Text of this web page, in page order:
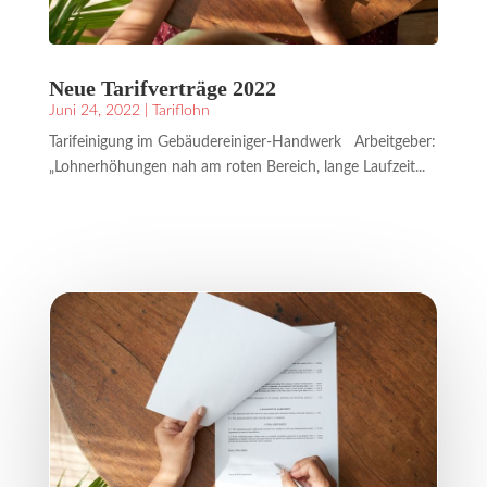
Neue Tarifverträge 2022
Juni 24, 2022 Tariflohn
Tarifeinigung im Gebäudereiniger-Handwerk Arbeitgeber:
„Lohnerhöhungen nah am roten Bereich, lange Laufzeit...